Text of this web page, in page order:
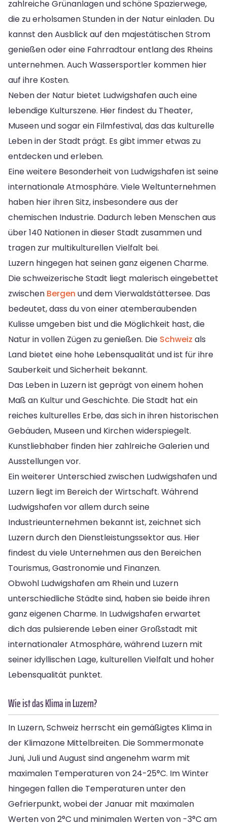
zahlreiche Grünanlagen und schöne Spazierwege,
die zu erholsamen Stunden in der Natur einladen. Du
kannst den Ausblick auf den majestätischen Strom
genießen oder eine Fahrradtour entlang des Rheins
unternehmen. Auch Wassersportler kommen hier
auf ihre Kosten.
Neben der Natur bietet Ludwigshafen auch eine
lebendige Kulturszene. Hier findest du Theater,
Museen und sogar ein Filmfestival, das das kulturelle
Leben in der Stadt prägt. Es gibt immer etwas zu
entdecken und erleben.
Eine weitere Besonderheit von Ludwigshafen ist seine
internationale Atmosphäre. Viele Weltunternehmen
haben hier ihren Sitz, insbesondere aus der
chemischen Industrie. Dadurch leben Menschen aus
über 140 Nationen in dieser Stadt zusammen und
tragen zur multikulturellen Vielfalt bei.
Luzern hingegen hat seinen ganz eigenen Charme.
Die schweizerische Stadt liegt malerisch eingebettet
zwischen Bergen und dem Vierwaldstättersee. Das
bedeutet, dass du von einer atemberaubenden
Kulisse umgeben bist und die Möglichkeit hast, die
Natur in vollen Zügen zu genießen. Die Schweiz als
Land bietet eine hohe Lebensqualität und ist für ihre
Sauberkeit und Sicherheit bekannt.
Das Leben in Luzern ist geprägt von einem hohen
Maß an Kultur und Geschichte. Die Stadt hat ein
reiches kulturelles Erbe, das sich in ihren historischen
Gebäuden, Museen und Kirchen widerspiegelt.
Kunstliebhaber finden hier zahlreiche Galerien und
Ausstellungen vor.
Ein weiterer Unterschied zwischen Ludwigshafen und
Luzern liegt im Bereich der Wirtschaft. Während
Ludwigshafen vor allem durch seine
Industrieunternehmen bekannt ist, zeichnet sich
Luzern durch den Dienstleistungssektor aus. Hier
findest du viele Unternehmen aus den Bereichen
Tourismus, Gastronomie und Finanzen.
Obwohl Ludwigshafen am Rhein und Luzern
unterschiedliche Städte sind, haben sie beide ihren
ganz eigenen Charme. In Ludwigshafen erwartet
dich das pulsierende Leben einer Großstadt mit
internationaler Atmosphäre, während Luzern mit
seiner idyllischen Lage, kulturellen Vielfalt und hoher
Lebensqualität punktet.
Wie ist das Klima in Luzern?
In Luzern, Schweiz herrscht ein gemäßigtes Klima in
der Klimazone Mittelbreiten. Die Sommermonate
Juni, Juli und August sind angenehm warm mit
maximalen Temperaturen von 24-25°C. Im Winter
hingegen fallen die Temperaturen unter den
Gefrierpunkt, wobei der Januar mit maximalen
Werten von 2°C und minimalen Werten von -3°C am